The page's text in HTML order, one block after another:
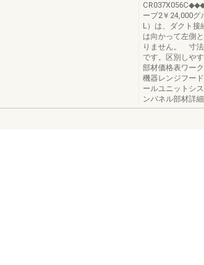
ープ2￥24,000
L）は、ダクト接
は向かって左側
りません。 寸法
です。区別しや
部材価格表ワー
機器レンジフー
ールユニットシ
ンパネル部材詳細